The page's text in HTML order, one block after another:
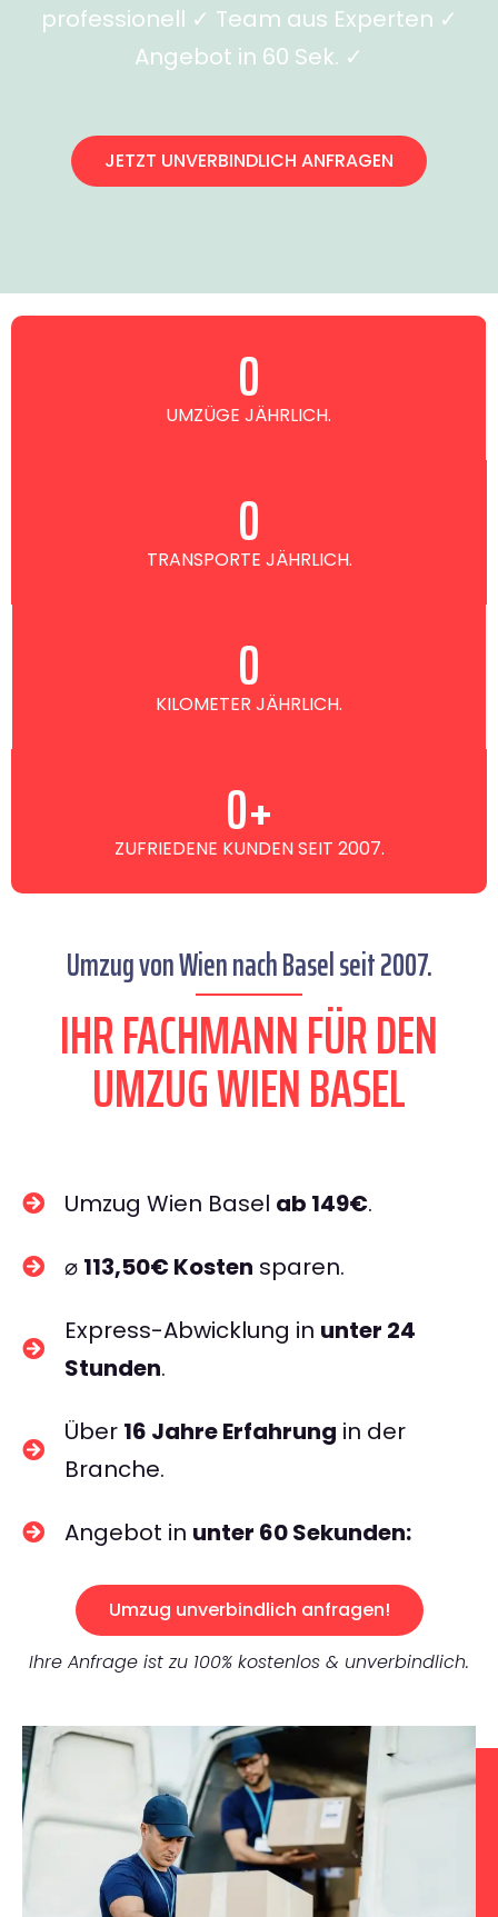
professionell ✓ Team aus Experten ✓
Angebot in 60 Sek. ✓
JETZT UNVERBINDLICH ANFRAGEN
UMZÜGE JÄHRLICH.
0
TRANSPORTE JÄHRLICH.
0
KILOMETER JÄHRLICH.
0
ZUFRIEDENE KUNDEN SEIT 2007.
0+
Umzug von Wien nach Basel seit 2007.
IHR FACHMANN FÜR DEN
UMZUG WIEN BASEL
Umzug Wien Basel ab 149€.
⌀ 113,50€ Kosten sparen.
Express-Abwicklung in unter 24
Stunden.
Über 16 Jahre Erfahrung in der
Branche.
Angebot in unter 60 Sekunden:
Umzug unverbindlich anfragen!
Ihre Anfrage ist zu 100% kostenlos & unverbindlich.